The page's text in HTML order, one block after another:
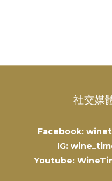
社交媒
Facebook:
IG:
Youtube: